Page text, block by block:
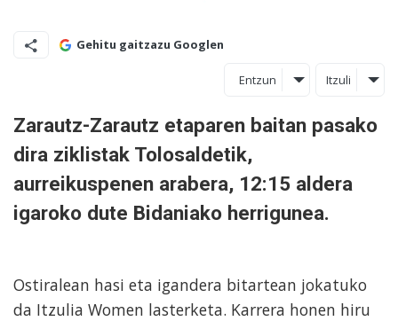
Gehitu gaitzazu Googlen
Entzun Itzuli
Zarautz-Zarautz etaparen baitan pasako
dira ziklistak Tolosaldetik,
aurreikuspenen arabera, 12:15 aldera
igaroko dute Bidaniako herrigunea.
Ostiralean hasi eta igandera bitartean jokatuko
da Itzulia Women lasterketa. Karrera honen hiru